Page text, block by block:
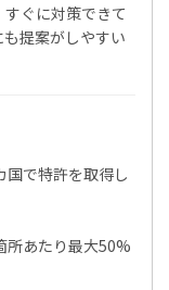
ぐに対策できて
提案がしやすい
で特許を取得し
あたり最大50%